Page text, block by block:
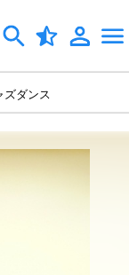
ズダンス